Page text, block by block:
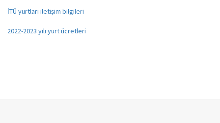
İTÜ yurtları iletişim bilgileri
2022-2023 yılı yurt ücretleri